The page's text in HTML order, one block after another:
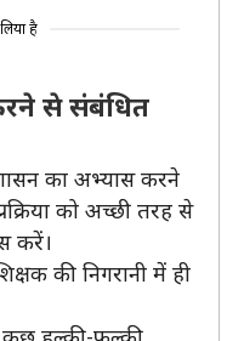
है
से संबंधित
का अभ्यास करने
को अच्छी तरह से
करें।
की निगरानी में ही